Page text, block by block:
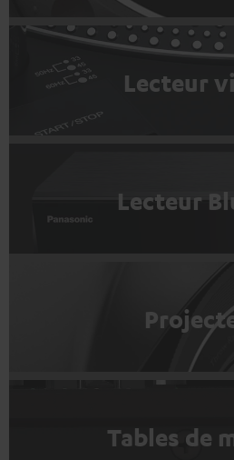
Lecteur
Lecteur
Tables de